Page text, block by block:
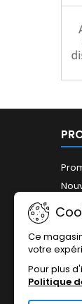
Ce
votre
Pour plus
Politique